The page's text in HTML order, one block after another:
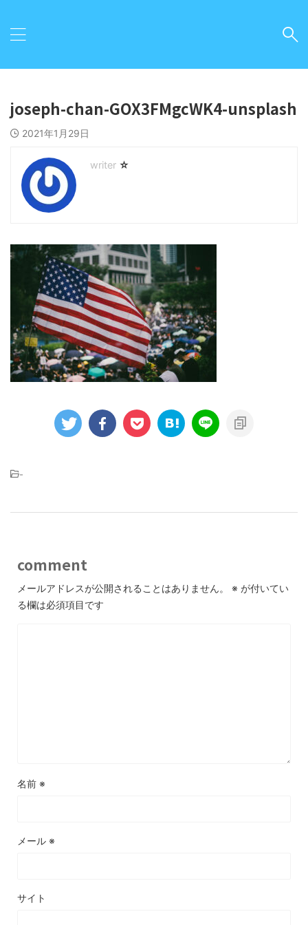
joseph-chan-GOX3FMgcWK4-unsplash
2021年1月29日
☆
-
comment
メールアドレスが公開されることはありません。 ※ が付いてい
る欄は必須項目です
名前 ※
メール ※
サイト